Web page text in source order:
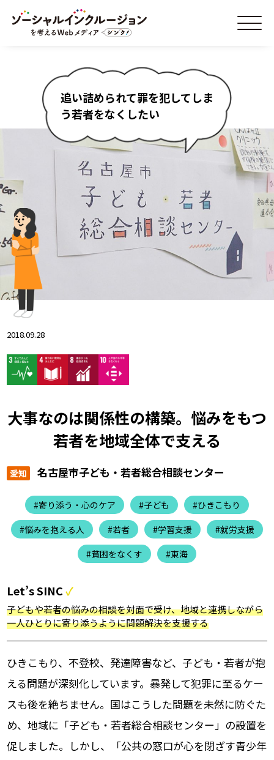
追い詰められて罪を犯してしま
う若者をなくしたい
2018.09.28
大事なのは関係性の構築。悩みをもつ
若者を地域全体で支える
愛知 名古屋市子ども・若者総合相談センター
#寄り添う・心のケア #子ども
#ひきこもり
#悩みを抱える人
#若者 #学習支援
#就労支援
#貧困をなくす
#東海
Let’s SINC
子どもや若者の悩みの相談を対面で受け、地域と連携しながら
一人ひとりに寄り添うように問題解決を支援する
ひきこもり、不登校、発達障害など、子ども・若者が抱
える問題が深刻化しています。暴発して犯罪に至るケー
スも後を絶ちません。国はこうした問題を未然に防ぐた
め、地域に「子ども・若者総合相談センター」の設置を
促しました。しかし、「公共の窓口が心を閉ざす青少年